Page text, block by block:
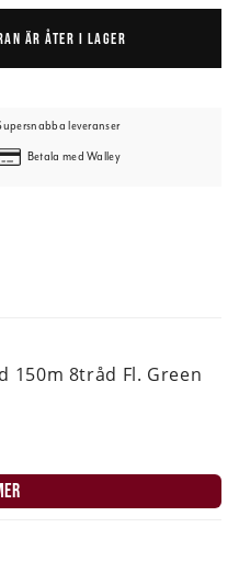
ÄR ÅTER I LAGER
leveranser
Betala med Walley
150m 8tråd Fl. Green